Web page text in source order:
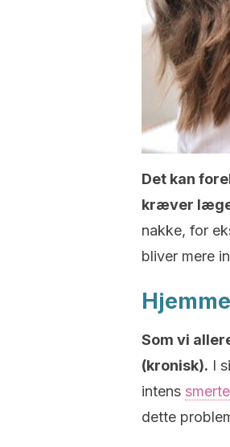
Det kan
kræver
nakke, for
bliver mere
Som vi
(kronisk). I
intens smerte
dette